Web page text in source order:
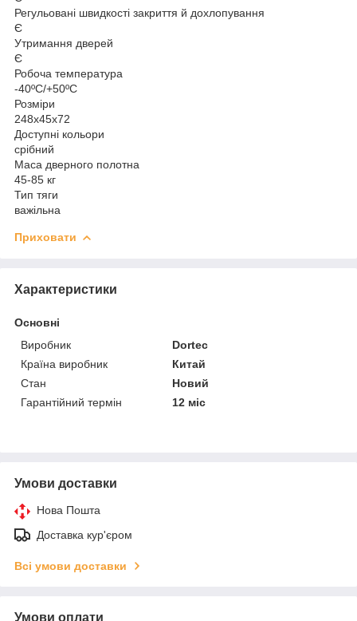
Регульовані швидкості закриття й дохлопування
Є
Утримання дверей
Є
Робоча температура
-40ºC/+50ºC
Розміри
248x45x72
Доступні кольори
срібний
Маса дверного полотна
45-85 кг
Тип тяги
важільна
Приховати
Характеристики
Основні
Виробник
Dortec
Країна виробник
Китай
Стан
Новий
Гарантійний термін
12 міс
Умови доставки
Нова Пошта
Доставка кур'єром
Всі умови доставки
Умови оплати